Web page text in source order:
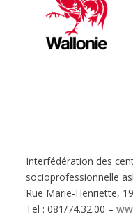
Interfédération des
socioprofessionnelle
Rue Marie-Henriette,
Tel : 081/74.32.00 –